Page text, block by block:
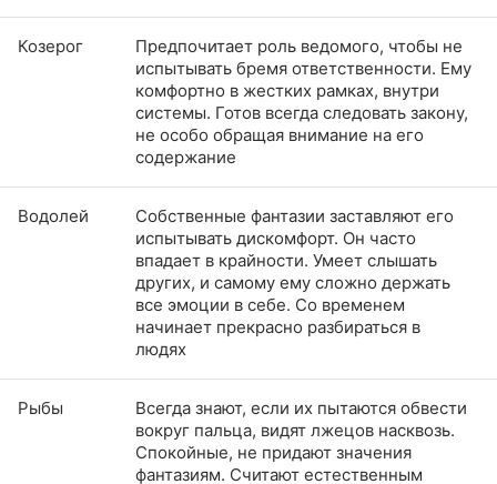
Козерог
Предпочитает роль ведомого, чтобы не
испытывать бремя ответственности. Ему
комфортно в жестких рамках, внутри
системы. Готов всегда следовать закону,
не особо обращая внимание на его
содержание
Водолей
Собственные фантазии заставляют его
испытывать дискомфорт. Он часто
впадает в крайности. Умеет слышать
других, и самому ему сложно держать
все эмоции в себе. Со временем
начинает прекрасно разбираться в
людях
Рыбы
Всегда знают, если их пытаются обвести
вокруг пальца, видят лжецов насквозь.
Спокойные, не придают значения
фантазиям. Считают естественным